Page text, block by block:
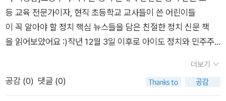
예요.''정치는 멀리 있는 것이 아니라, 우리가 살아가는 모든 순간
과 밀접하게 연결되어 있어요.''이 책을 읽으면서 우리 사회에서
일어나는 다양한 일들에 대해 더 잘 이해하고, 어떻게 하면 더 나
은 세상을 만들 수 있을지 고민할 수 있는 기회를 갖게 될 거예
요.'이 책은 한 이야기마다 2장으로 이루어져 있어요. 첫번째장에
는 최신 정치 기사가 본문에 들어가 있어요. 관련 핵심어와 정치
등 교육 전문가이자, 현직 초등학교 교사들이 쓴 어린이들
이 꼭 알아야 할 정치 핵심 뉴스들을 담은 친절한 정치 신문 책
을 읽어보았어요 :)작년 12월 3일 이후로 아이도 정치와 민주주
어요.그런데 정치용어나 뉴스가 아이들에게는 아직 어렵고 먼 이
야기같이 느껴졌답니다.이번 친절한 정치신문을 통해 아이가정
더보기
공감 (0) 댓글 (0)